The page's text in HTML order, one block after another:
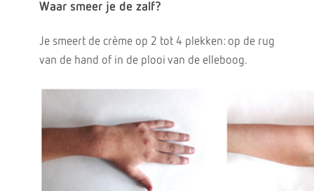
Waar smeer je de zalf?
Je smeert de crème op 2 tot 4 plekken: op de rug
van de hand of in de plooi van de elleboog.